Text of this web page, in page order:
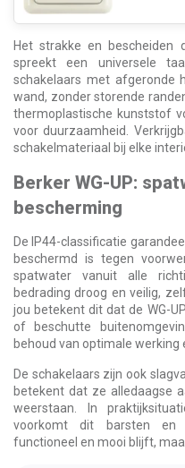
Het strakke en bescheiden
spreekt een universele
schakelaars met afgeronde
wand, zonder storende
thermoplastische kunststof
voor duurzaamheid.
schakelmateriaal bij elke
Berker WG-UP:
bescherming
De IP44-classificatie
beschermd is tegen
spatwater vanuit alle
bedrading droog en veilig,
jou betekent dit dat de WG-
of beschutte
behoud van optimale werking
De schakelaars zijn ook
betekent dat ze alledaagse
weerstaan. In
voorkomt dit barsten en
functioneel en mooi blijft,